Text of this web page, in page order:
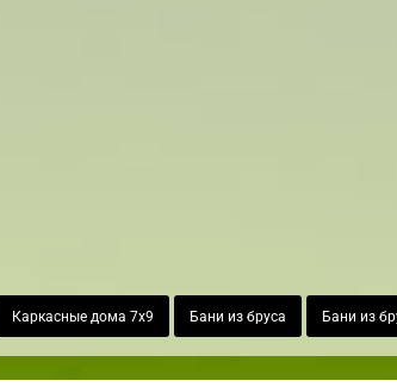
Каркасные дома 7х9 Бани из бруса Бани из